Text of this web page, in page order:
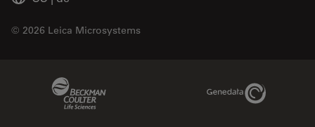
© 2026 Leica Microsystems
Genedata Link